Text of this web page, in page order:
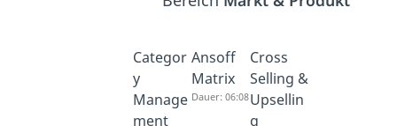
Categor
y
Manage
ment
Ansoff
Matrix
Dauer: 06:08
Cross
Selling &
Upsellin
g